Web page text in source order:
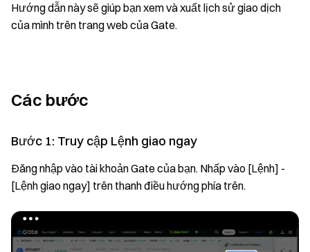
Hướng dẫn này sẽ giúp bạn xem và xuất lịch sử giao dịch
của mình trên trang web của Gate.
Các bước
Bước 1: Truy cập Lệnh giao ngay
Đăng nhập vào tài khoản Gate của bạn. Nhấp vào [Lệnh] -
[Lệnh giao ngay] trên thanh điều hướng phía trên.